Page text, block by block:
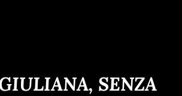
SENZA